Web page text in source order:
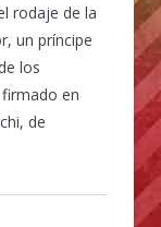
rodaje de la
un príncipe
los
en
de